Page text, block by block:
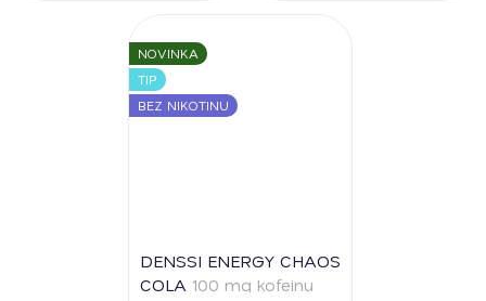
NOVINKA
TIP
BEZ NIKOTINU
DENSSI ENERGY CHAOS
COLA 100 mg kofeinu